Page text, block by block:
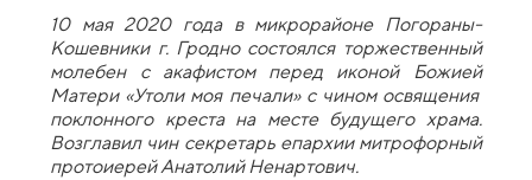
10 мая 2020 года в микрорайоне Погораны-
Кошевники г. Гродно состоялся торжественный
молебен с акафистом перед иконой Божией
Матери «Утоли моя печали» с чином освящения
поклонного креста на месте будущего храма.
Возглавил чин секретарь епархии митрофорный
протоиерей Анатолий Ненартович.